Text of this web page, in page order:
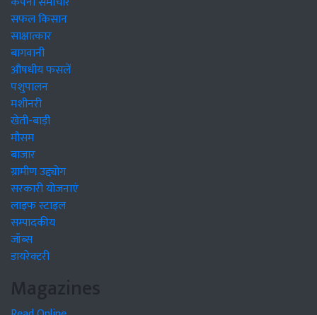
सफल किसान
साक्षात्कार
बागवानी
औषधीय फसलें
पशुपालन
मशीनरी
खेती-बाड़ी
मौसम
बाजार
ग्रामीण उद्द्योग
सरकारी योजनाएं
लाइफ स्टाइल
सम्पादकीय
जॉब्स
डायरेक्टरी
Magazines